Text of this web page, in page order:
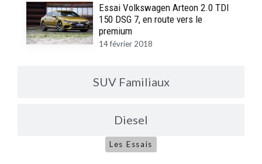
SUV Familiaux
Diesel
Essai Volkswagen Arteon 2.0 TDI
150 DSG 7, en route vers le
premium
14 février 2018
Les Essais